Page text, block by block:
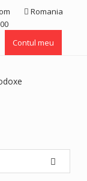
Romania
Contul meu